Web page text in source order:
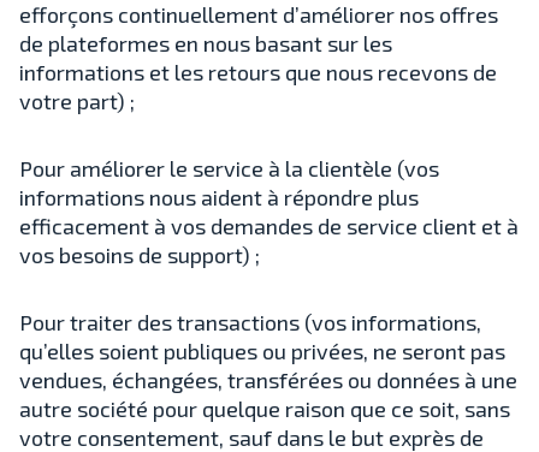
efforçons continuellement d’améliorer nos offres
de plateformes en nous basant sur les
informations et les retours que nous recevons de
votre part) ;
Pour améliorer le service à la clientèle (vos
informations nous aident à répondre plus
efficacement à vos demandes de service client et à
vos besoins de support) ;
Pour traiter des transactions (vos informations,
qu’elles soient publiques ou privées, ne seront pas
vendues, échangées, transférées ou données à une
autre société pour quelque raison que ce soit, sans
votre consentement, sauf dans le but exprès de